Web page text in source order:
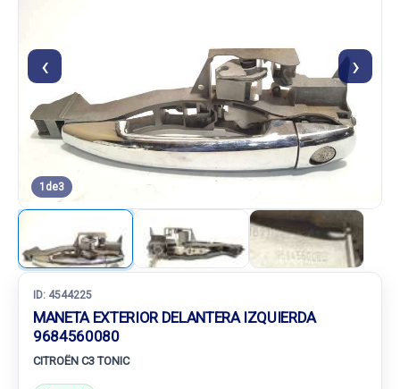
‹ ›
1 de3
ID: 4544225
MANETA EXTERIOR DELANTERA IZQUIERDA
9684560080
CITROËN C3 TONIC